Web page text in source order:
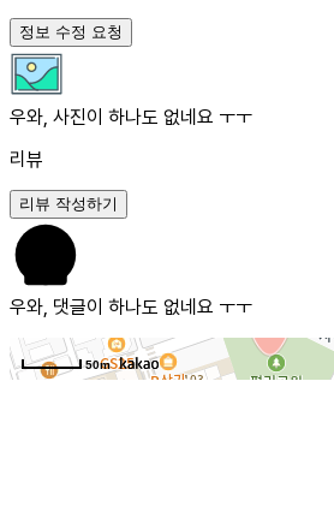
정보 수정 요청
우와, 사진이 하나도 없네요 ㅜㅜ
리뷰
리뷰 작성하기
우와, 댓글이 하나도 없네요 ㅜㅜ
50m